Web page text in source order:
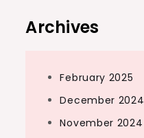
Archives
February 2025
December 2024
November 2024